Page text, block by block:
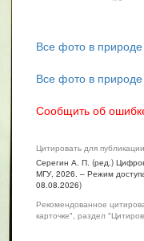
Все фото в природе
Все фото в природе
Сообщить об
Цитировать для
Серегин А. П. (ред.)
МГУ, 2026. – Режим
08.08.2026)
Рекомендованное
карточке", раздел